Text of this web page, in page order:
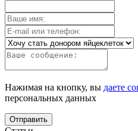
Нажимая на кнопку, вы даете
персональных данных
Отправить